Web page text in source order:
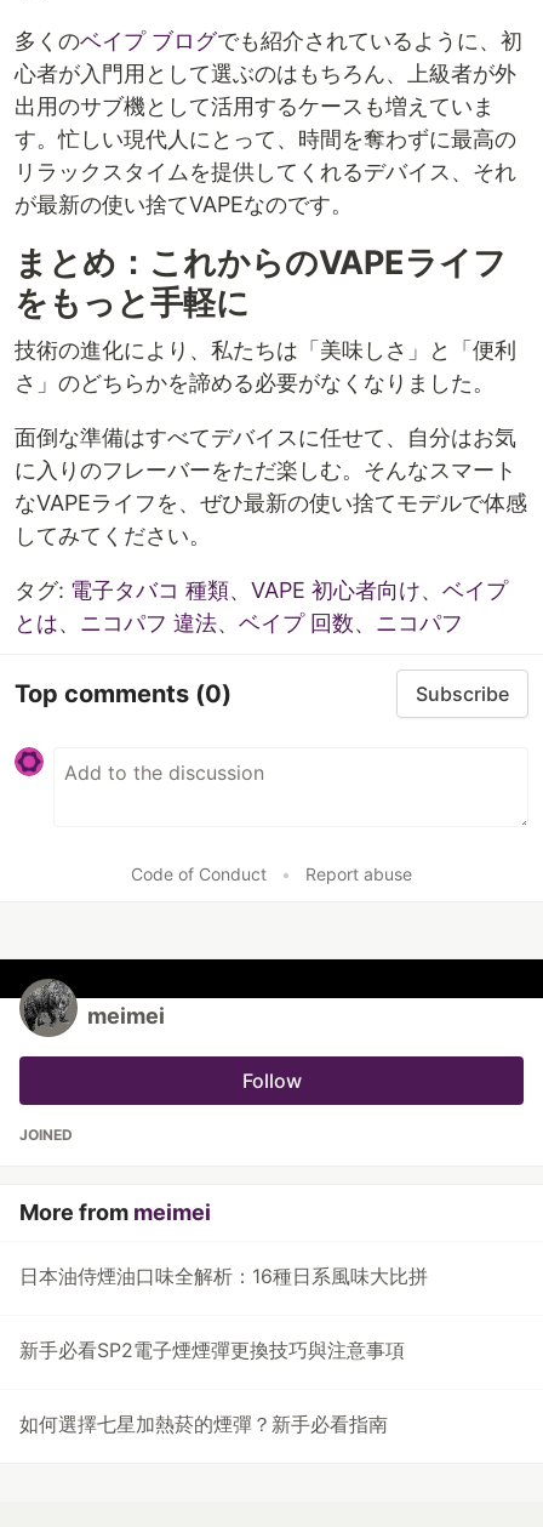
多くのベイプ ブログでも紹介されているように、初
心者が入門用として選ぶのはもちろん、上級者が外
出用のサブ機として活用するケースも増えていま
す。忙しい現代人にとって、時間を奪わずに最高の
リラックスタイムを提供してくれるデバイス、それ
が最新の使い捨てVAPEなのです。
まとめ：これからのVAPEライフ
をもっと手軽に
技術の進化により、私たちは「美味しさ」と「便利
さ」のどちらかを諦める必要がなくなりました。
面倒な準備はすべてデバイスに任せて、自分はお気
に入りのフレーバーをただ楽しむ。そんなスマート
なVAPEライフを、ぜひ最新の使い捨てモデルで体感
してみてください。
タグ: 電子タバコ 種類、 VAPE 初心者向け、 ベイプ
とは、 ニコパフ 違法、 ベイプ 回数、 ニコパフ
Top comments (0) Subscribe
Code of Conduct • Report abuse
meimei
Follow
JOINED
More from meimei
日本油侍煙油口味全解析：16種日系風味大比拼
新手必看SP2電子煙煙彈更換技巧與注意事項
如何選擇七星加熱菸的煙彈？新手必看指南